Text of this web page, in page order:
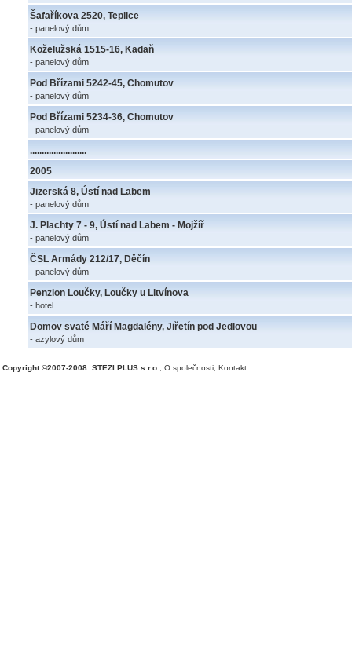
Šafaříkova 2520, Teplice
- panelový dům
Koželužská 1515-16, Kadaň
- panelový dům
Pod Břízami 5242-45, Chomutov
- panelový dům
Pod Břízami 5234-36, Chomutov
- panelový dům
........................
2005
Jizerská 8, Ústí nad Labem
- panelový dům
J. Plachty 7 - 9, Ústí nad Labem - Mojžíř
- panelový dům
ČSL Armády 212/17, Děčín
- panelový dům
Penzion Loučky, Loučky u Litvínova
- hotel
Domov svaté Máří Magdalény, Jiřetín pod Jedlovou
- azylový dům
Copyright ©2007-2008: STEZI PLUS s r.o. O společnosti Kontakt